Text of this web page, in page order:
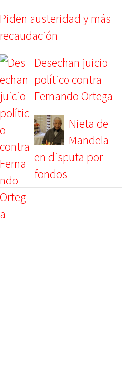
Piden austeridad y más
recaudación
Desechan juicio
político contra
Fernando Ortega
Nieta de
Mandela
en disputa por
fondos